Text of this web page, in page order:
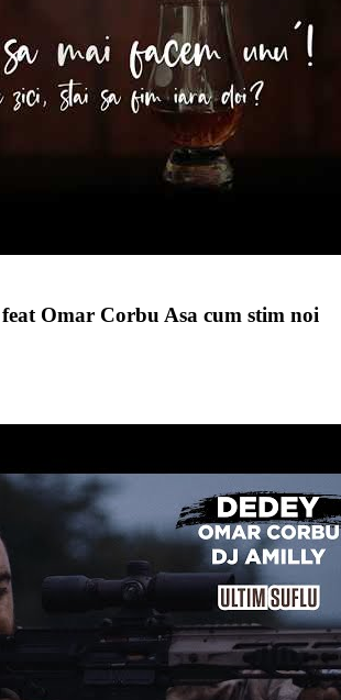
Omar Corbu Asa cum stim noi